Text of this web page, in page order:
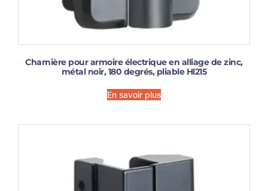
Charnière pour armoire électrique en alliage de zinc,
métal noir, 180 degrés, pliable Hl215
En savoir plus